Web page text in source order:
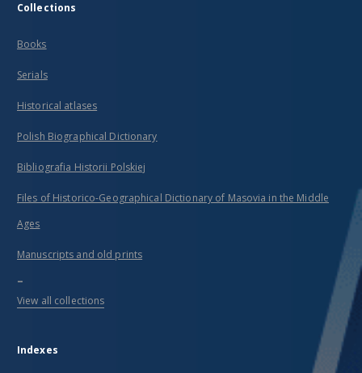
Collections
Books
Serials
Historical atlases
Polish Biographical Dictionary
Bibliografia Historii Polskiej
Files of Historico-Geographical Dictionary of Masovia in the Middle
Ages
Manuscripts and old prints
...
View all collections
Indexes